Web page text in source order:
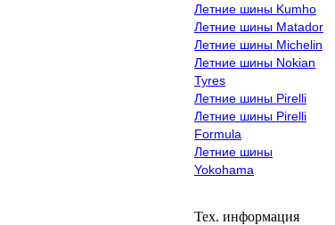
Летние шины Kumho
Летние шины Matador
Летние шины Michelin
Летние шины Nokian
Tyres
Летние шины Pirelli
Летние шины Pirelli
Formula
Летние шины
Yokohama
Тех. информация